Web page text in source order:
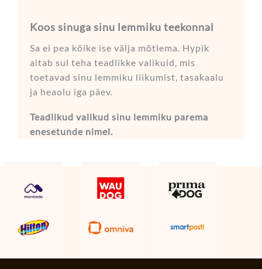
Koos sinuga sinu lemmiku teekonnal
Sa ei pea kõike ise välja mõtlema. Hypik
aitab sul teha teadlikke valikuid, mis
toetavad sinu lemmiku liikumist, tasakaalu
ja heaolu iga päev.
Teadlikud valikud sinu lemmiku parema
enesetunde nimel.